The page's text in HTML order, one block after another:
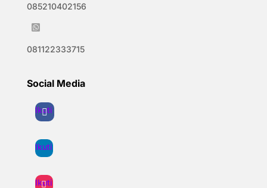
085210402156

081122333715
Social Media
Ikuti
Ikuti
Ikuti